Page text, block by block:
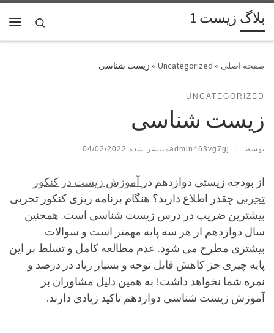
پرش به محتوا بلاگ زیست 1
Search
»
Uncategorized
» زیست شناسی
UNCATEGORIZED
زیست شناسی
توسط admin463vg7gj |
04/02/2022
از بودجه زیستی دوازدهم در آموزش زیست در کنکور
تجربی چقدر اطلاع دارید؟ هنگام برنامه ریزی کنکور تجربی
بیشترین ضریب در درس زیست شناسی است. همچنین
سال دوازدهم از هر سه پایه مهمتر است و سوالات
بیشتری مطرح می شود. عدم مطالعه کامل و تسلط بر این
پایه چیزی جز کاهش قابل توجه و بسیار زیاد در درصد و
نمره شما نخواهد داشت! به همین دلیل مشاوران بر
آموزش زیست شناسی دوازدهم تاکید زیادی دارند.